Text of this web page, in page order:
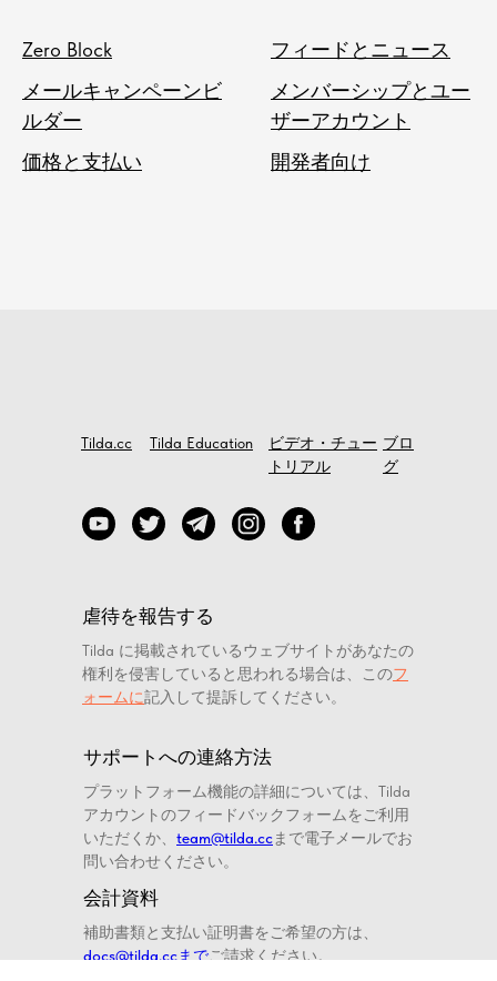
Zero Block
メールキャンペーンビ
ルダー
価格と支払い
フィードとニュース
メンバーシップとユー
ザーアカウント
開発者向け
Tilda.cc Tilda Education
ビデオ・チュー
トリアル
ブロ
グ
虐待を報告する
Tilda に掲載されているウェブサイトがあなたの
権利を侵害していると思われる場合は、このフ
ォームに記入して提訴してください。
サポートへの連絡方法
プラットフォーム機能の詳細については、Tilda
アカウントのフィードバックフォームをご利用
いただくか、 team@tilda.ccまで電子メールでお
問い合わせください。
会計資料
補助書類と支払い証明書をご希望の方は、
docs@tilda.ccまでご請求ください。